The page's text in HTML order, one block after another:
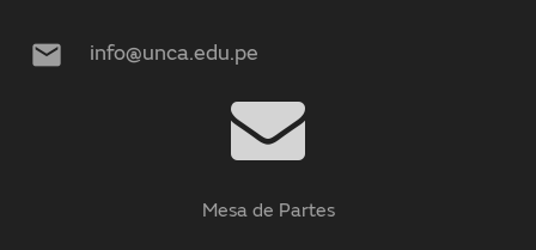
mail info@unca.edu.pe
Mesa de Partes